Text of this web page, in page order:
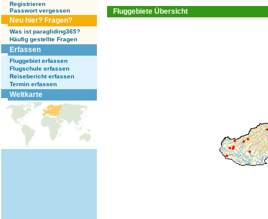
Registrieren
Passwort vergessen
Neu hier? Fragen?
Was ist paragliding365?
Häufig gestellte Fragen
Erfassen
Fluggebiet erfassen
Flugschule erfassen
Reisebericht erfassen
Termin erfassen
Weltkarte
Fluggebiete Übersicht